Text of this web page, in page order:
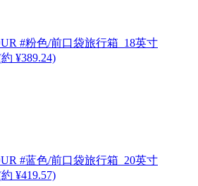
#粉色/前口袋旅行箱_18英寸
¥389.24)
#蓝色/前口袋旅行箱_20英寸
¥419.57)